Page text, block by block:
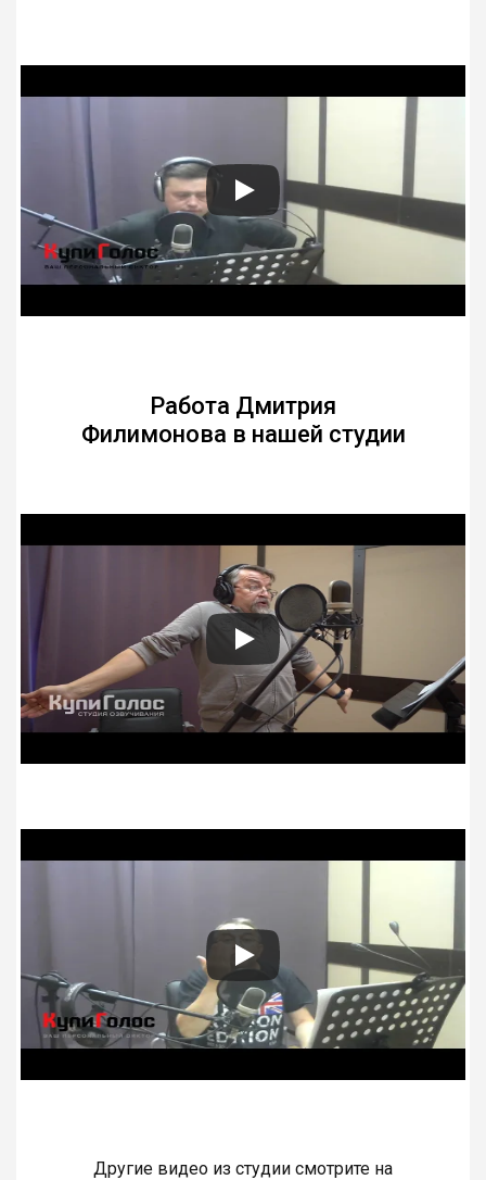
Работа Дмитрия
Филимонова в нашей студии
Другие видео из студии смотрите на